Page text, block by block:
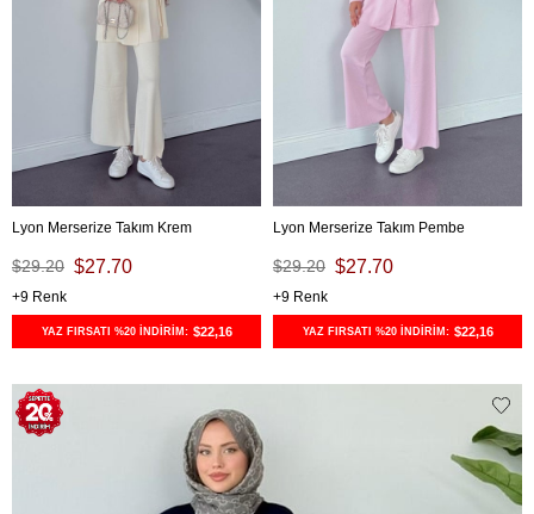
Lyon Merserize Takım Krem
$27.70
$29.20
9
YAZ FIRSATI %20 İNDİRİM: $22,16
Lyon Merserize Takım Pembe
$27.70
$29.20
9
YAZ FIRSATI %20 İNDİRİM: $22,16